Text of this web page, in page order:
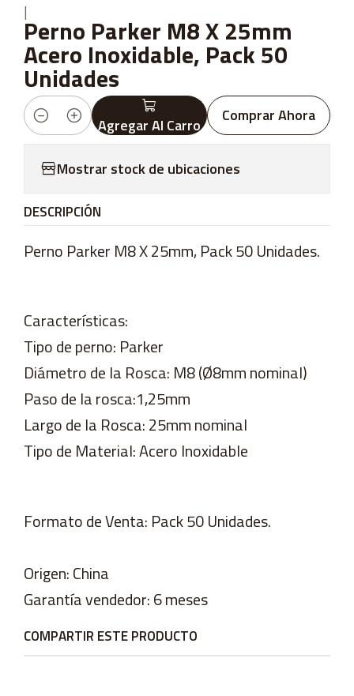
|
Perno Parker M8 X 25mm
Acero Inoxidable, Pack 50
Unidades
Cantidad Agregar Al Carro Comprar Ahora
Mostrar stock de ubicaciones
DESCRIPCIÓN
Perno Parker M8 X 25mm, Pack 50 Unidades.
Características:
Tipo de perno: Parker
Diámetro de la Rosca: M8 (Ø8mm nominal)
Paso de la rosca:1,25mm
Largo de la Rosca: 25mm nominal
Tipo de Material: Acero Inoxidable
Formato de Venta: Pack 50 Unidades.
Origen: China
Garantía vendedor: 6 meses
COMPARTIR ESTE PRODUCTO